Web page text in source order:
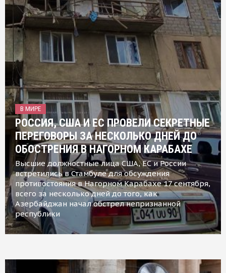
В МИРЕ
РОССИЯ, США И ЕС ПРОВЕЛИ СЕКРЕТНЫЕ
ПЕРЕГОВОРЫ ЗА НЕСКОЛЬКО ДНЕЙ ДО
ОБОСТРЕНИЯ В НАГОРНОМ КАРАБАХЕ
Высшие должностные лица США, ЕС и России
встретились в Стамбуле для обсуждения
противостояния в Нагорном Карабахе 17 сентября,
всего за несколько дней до того, как
Азербайджан начал обстрел непризнанной
республики